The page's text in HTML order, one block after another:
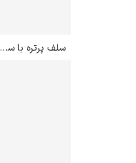
سلف پرتره با سیگار – ادوارد مونک